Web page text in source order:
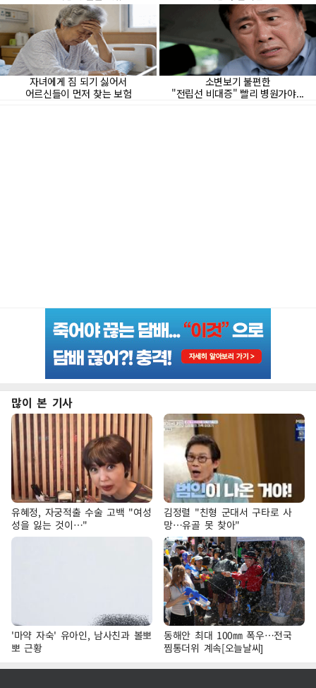
많이 본 기사
유혜정, 자궁적출 수술 고백 "여성
성을 잃는 것이…"
김정렬 "친형 군대서 구타로 사
망…유골 못 찾아"
'마약 자숙' 유아인, 남사친과 볼뽀
뽀 근황
동해안 최대 100㎜ 폭우…전국
찜통더위 계속[오늘날씨]